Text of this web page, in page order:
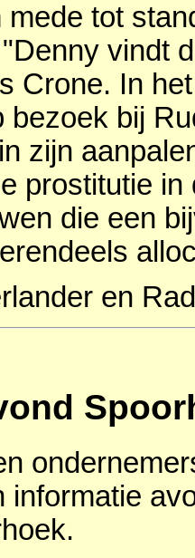
tot
vindt
Crone. In
bezoek bij
zijn
prostitutie
die een
en
informatie